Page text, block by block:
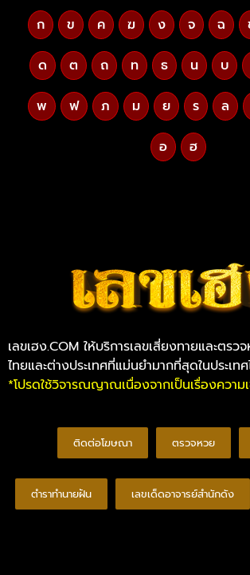
ก ข ค ฆ ง จ ฉ
ด ต ถ ท ธ น บ
พ ฟ ภ ม ย ร ล
อ ฮ
เลขเฮง.COM ให้บริการเลขเสี่ยงทายและตร
ไทยและต่างประเทศที่แม่นยำมากที่สุดในประเท
*โปรดใช้วิจารณญาณเนื่องจากเป็นเรื่องควา
ติดต่อโฆษณา ตรวจหวย
ตำราทำนายฝัน เลขเด็ดอาจารย์สำนักดัง